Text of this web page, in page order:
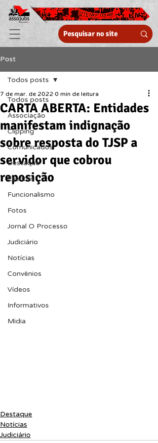
Post
Todos posts
Associação
Clipping
Comunicados
Destaque
Eventos
Funcionalismo
Fotos
Jornal O Processo
Judiciário
Notícias
Convênios
Vídeos
Informativos
Midia
Todos posts
CARTA ABERTA: Entidades
manifestam indignação
sobre resposta do TJSP a
servidor que cobrou
reposição
7 de mar. de 2022 0 min de leitura
Destaque
Notícias
Judiciário